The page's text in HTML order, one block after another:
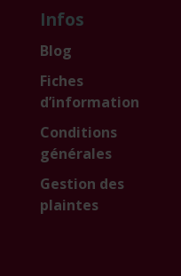
Infos
Blog
Fiches
d’information
Conditions
générales
Gestion des
plaintes